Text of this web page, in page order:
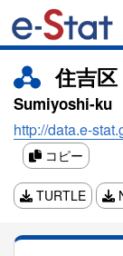
住吉区
Sumiyoshi-ku
http://data.e-
コピー
TURTLE